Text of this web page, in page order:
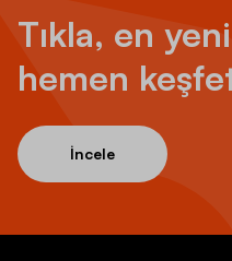
Tıkla, en
hemen
İncele